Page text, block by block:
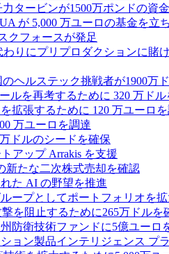
タービンが1500万ポンドの資
が 5,000 万ユーロの基金を立
クフォースが発足
りにプリプロダクションに賭
ヘルステック挑戦者が1900万
ルを再考するために 320 万ド
拡張するために 120 万ユーロ
万ユーロを調達
ドルのシードを確保
アップ Arrakis を支援
新たな二次株式売却を確認
た AI の野望を推進
ープとしてポートフォリオを
を阻止するために265万ドルを
防衛技術ファンドに5億ユーロ
ョン製品インテリジェンス プ